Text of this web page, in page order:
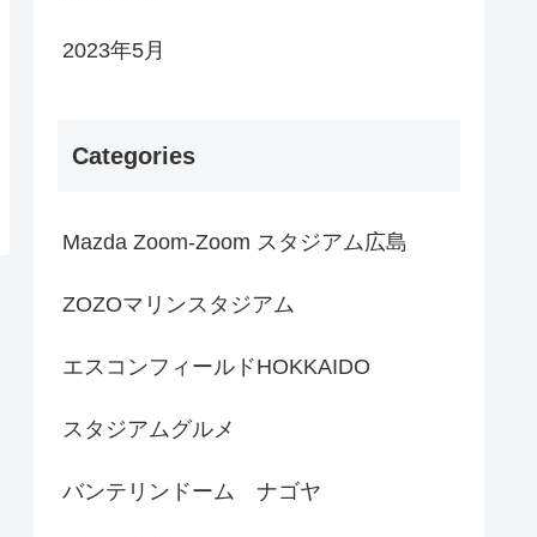
2023年5月
Categories
Mazda Zoom-Zoom スタジアム広島
ZOZOマリンスタジアム
エスコンフィールドHOKKAIDO
スタジアムグルメ
バンテリンドーム ナゴヤ